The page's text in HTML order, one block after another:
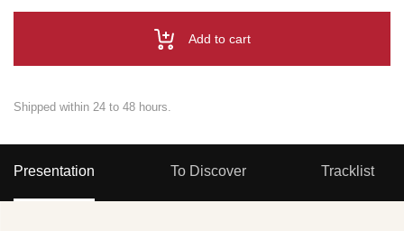
Add to cart
Shipped within 24 to 48 hours.
Presentation To Discover Tracklist